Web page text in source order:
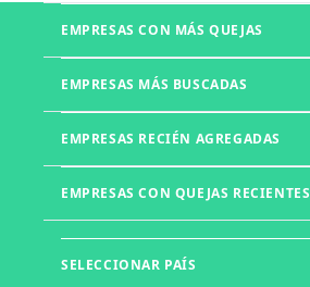
EMPRESAS CON MÁS QUEJAS
UNITEC
EMPRESAS MÁS BUSCADAS
Izzi
GoTrendier
EMPRESAS RECIÉN AGREGADAS
EMPRESAS CON QUEJAS RECIENTES
Muebles d'Europe
KIA
SELECCIONAR PAÍS